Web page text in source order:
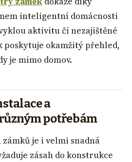
inteligentní domácnosti
aktivitu či nezajištěné
poskytuje okamžitý přehled,
je mimo domov.
a
potřebám
je i velmi snadná
zásah do konstrukce